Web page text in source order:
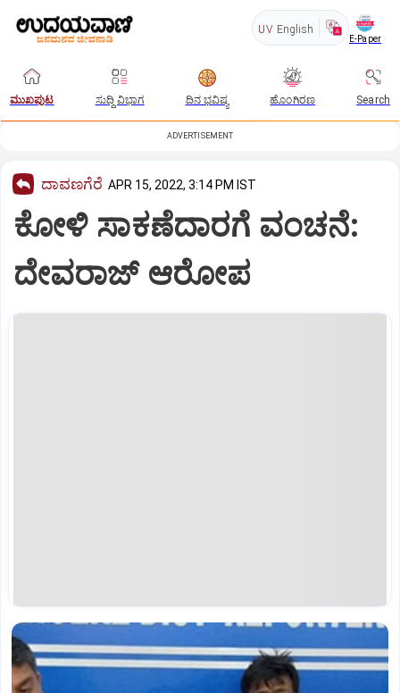
UV English
E-Paper
ಮುಖಪುಟ ಸುದ್ದಿ ವಿಭಾಗ ದಿನ ಭವಿಷ್ಯ ಹೊಂಗಿರಣ Search
ADVERTISEMENT
ದಾವಣಗೆರೆ APR 15, 2022, 3:14 PM IST
ಕೋಳಿ ಸಾಕಣೆದಾರಗೆ ವಂಚನೆ:
ದೇವರಾಜ್‌ ಆರೋಪ